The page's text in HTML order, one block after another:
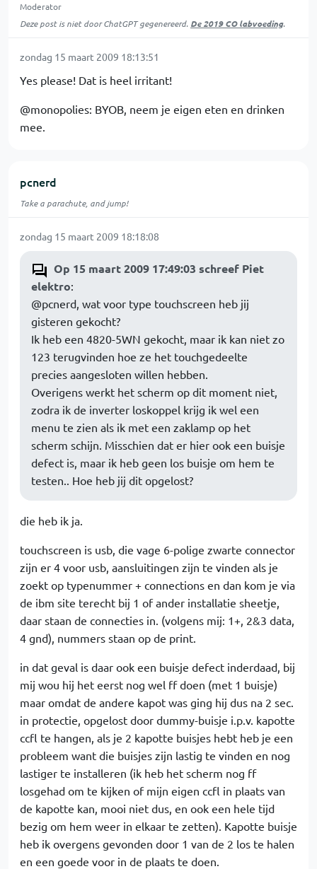
Moderator
Deze post is niet door ChatGPT gegenereerd. De 2019 CO labvoeding.
zondag 15 maart 2009 18:13:51
Yes please! Dat is heel irritant!
@monopolies: BYOB, neem je eigen eten en drinken
mee.
pcnerd
Take a parachute, and jump!
zondag 15 maart 2009 18:18:08
Op 15 maart 2009 17:49:03 schreef Piet
elektro:
@pcnerd, wat voor type touchscreen heb jij
gisteren gekocht?
Ik heb een 4820-5WN gekocht, maar ik kan niet zo
123 terugvinden hoe ze het touchgedeelte
precies aangesloten willen hebben.
Overigens werkt het scherm op dit moment niet,
zodra ik de inverter loskoppel krijg ik wel een
menu te zien als ik met een zaklamp op het
scherm schijn. Misschien dat er hier ook een buisje
defect is, maar ik heb geen los buisje om hem te
testen.. Hoe heb jij dit opgelost?
die heb ik ja.
touchscreen is usb, die vage 6-polige zwarte connector
zijn er 4 voor usb, aansluitingen zijn te vinden als je
zoekt op typenummer + connections en dan kom je via
de ibm site terecht bij 1 of ander installatie sheetje,
daar staan de connecties in. (volgens mij: 1+, 2&3 data,
4 gnd), nummers staan op de print.
in dat geval is daar ook een buisje defect inderdaad, bij
mij wou hij het eerst nog wel ff doen (met 1 buisje)
maar omdat de andere kapot was ging hij dus na 2 sec.
in protectie, opgelost door dummy-buisje i.p.v. kapotte
ccfl te hangen, als je 2 kapotte buisjes hebt heb je een
probleem want die buisjes zijn lastig te vinden en nog
lastiger te installeren (ik heb het scherm nog ff
losgehad om te kijken of mijn eigen ccfl in plaats van
de kapotte kan, mooi niet dus, en ook een hele tijd
bezig om hem weer in elkaar te zetten). Kapotte buisje
heb ik overgens gevonden door 1 van de 2 los te halen
en een goede voor in de plaats te doen.